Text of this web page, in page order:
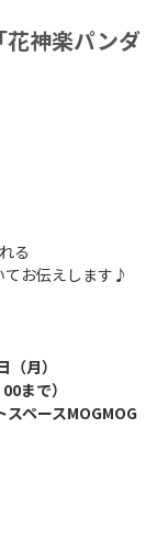
神楽パンダ
る
てお伝えします♪
月）
まで）
ペースMOGMOG